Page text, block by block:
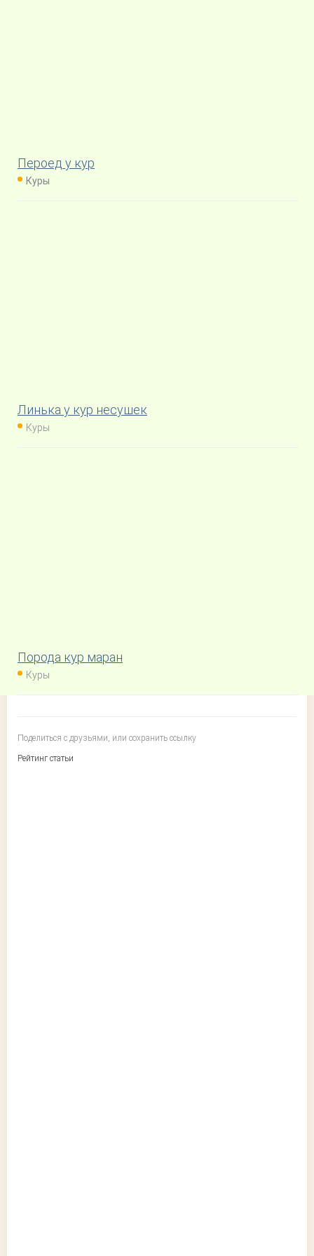
Пероед у кур
Куры
Линька у кур несушек
Куры
Порода кур маран
Куры
Поделиться с друзьями, или сохранить ссылку
Рейтинг статьи